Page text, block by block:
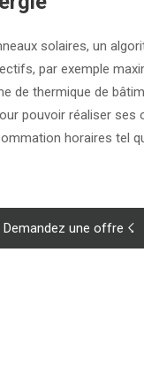
solaires, un
par exemple
de thermique de
pouvoir réaliser ses
horaires tel
Demandez une offre ☇